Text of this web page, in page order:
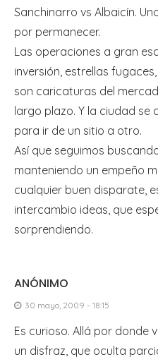
Sanchinarro vs Albaicín.
por permanecer.
Las operaciones a gran
inversión, estrellas
son caricaturas del
largo plazo. Y la ciudad se
para ir de un sitio a otro.
Así que seguimos
manteniendo un empeño
cualquier buen disparate,
intercambio ideas, que
sorprendiendo.
ANÓNIMO
30 mayo, 2009 - 18:15
Es curioso. Allá por donde
un disfraz, que oculta